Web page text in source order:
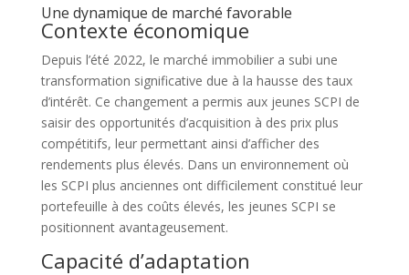
Une dynamique de marché favorable
Contexte économique
Depuis l’été 2022, le marché immobilier a subi une
transformation significative due à la hausse des taux
d’intérêt. Ce changement a permis aux jeunes SCPI de
saisir des opportunités d’acquisition à des prix plus
compétitifs, leur permettant ainsi d’afficher des
rendements plus élevés. Dans un environnement où
les SCPI plus anciennes ont difficilement constitué leur
portefeuille à des coûts élevés, les jeunes SCPI se
positionnent avantageusement.
Capacité d’adaptation